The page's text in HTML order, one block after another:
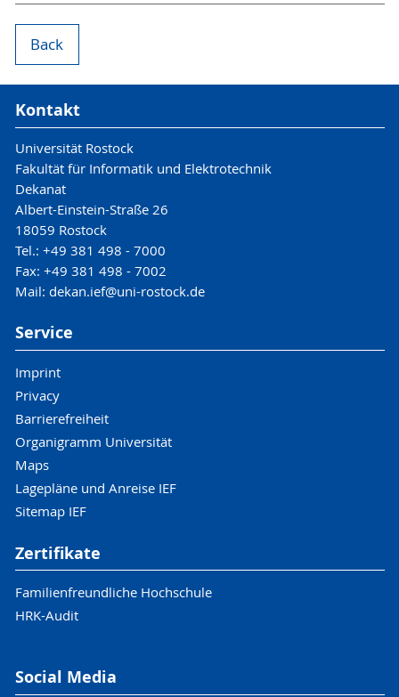
Back
Kontakt
Universität Rostock
Fakultät für Informatik und Elektrotechnik
Dekanat
Albert-Einstein-Straße 26
18059 Rostock
Tel.: +49 381 498 - 7000
Fax: +49 381 498 - 7002
Mail: dekan.ief@uni-rostock.de
Service
Imprint
Privacy
Barrierefreiheit
Organigramm Universität
Maps
Lagepläne und Anreise IEF
Sitemap IEF
Zertifikate
Familienfreundliche Hochschule
HRK-Audit
Social Media